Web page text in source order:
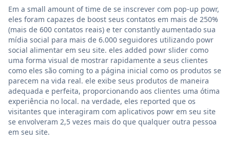
Em a small amount of time de se inscrever com pop-up powr,
eles foram capazes de boost seus contatos em mais de 250%
(mais de 600 contatos reais) e ter constantly aumentado sua
mídia social para mais de 6.000 seguidores utilizando powr
social alimentar em seu site. eles added powr slider como
uma forma visual de mostrar rapidamente a seus clientes
como eles são coming to a página inicial como os produtos se
parecem na vida real. ele exibe seus produtos de maneira
adequada e perfeita, proporcionando aos clientes uma ótima
experiência no local. na verdade, eles reported que os
visitantes que interagiram com aplicativos powr em seu site
se envolveram 2,5 vezes mais do que qualquer outra pessoa
em seu site.